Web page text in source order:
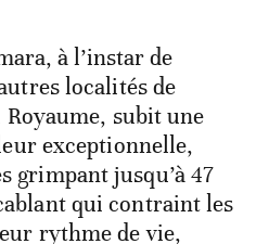
à l’instar de
localités de
subit une
exceptionnelle,
grimpant jusqu’à 47
qui contraint les
rythme de vie,